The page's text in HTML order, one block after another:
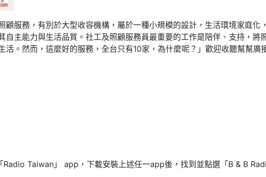
服務，有別於大型收容機構，屬於一種小規模的設計，生活環境家庭化
主能力與生活品質。社工及照顧服務員最重要的工作是陪伴、支持，將
。然而，這麼好的服務，全台只有10家，為什麼呢？」歡迎收聽幫幫廣
Taiwan」 app，下載安裝上述任一app後，找到並點選「B & B